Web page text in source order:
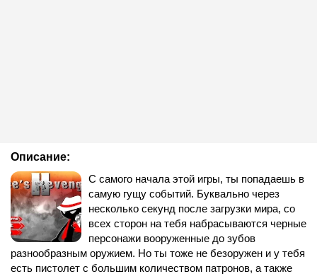
Описание:
С самого начала этой игры, ты попадаешь в
самую гущу событий. Буквально через
несколько секунд после загрузки мира, со
всех сторон на тебя набрасываются черные
персонажи вооруженные до зубов
разнообразным оружием. Но ты тоже не безоружен и у тебя
есть пистолет с большим количеством патронов, а также